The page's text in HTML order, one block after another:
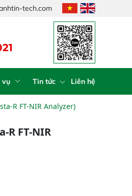
tech.com
Máy QUANG PHỔ
CẬN HỒNG NGOẠI
(Vista-R FT-NIR
Analyzer)
vụ Tin tức Liên hệ
R FT-NIR Analyzer)
R FT-NIR